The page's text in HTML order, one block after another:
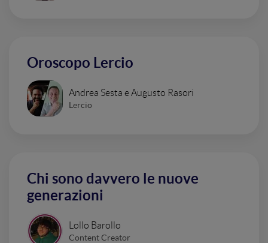
Oroscopo Lercio
Andrea Sesta e Augusto Rasori
Lercio
Chi sono davvero le nuove
generazioni
Lollo Barollo
Content Creator